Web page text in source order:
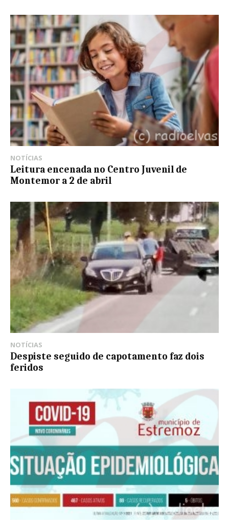
NOTÍCIAS
Leitura encenada no Centro Juvenil de
Montemor a 2 de abril
NOTÍCIAS
Despiste seguido de capotamento faz dois
feridos